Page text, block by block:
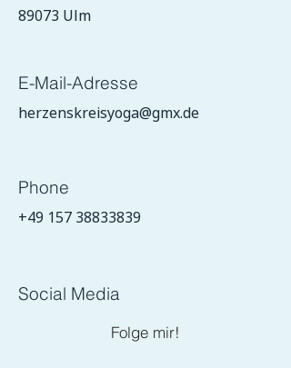
89073 Ulm
E-Mail-Adresse
herzenskreisyoga@gmx.de
Phone
+49 157 38833839
Social Media
Folge mir!